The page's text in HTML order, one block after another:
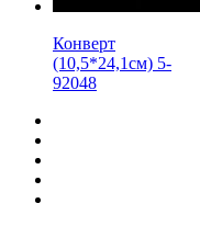
Конверт
(10,5*24,1см) 5-
92048